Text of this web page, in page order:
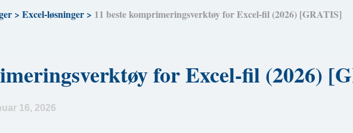
> Excel-løsninger> 11 beste komprimeringsverktøy for Excel-fil (2026) [GRATIS]
for Excel-fil (2026)
16, 2026